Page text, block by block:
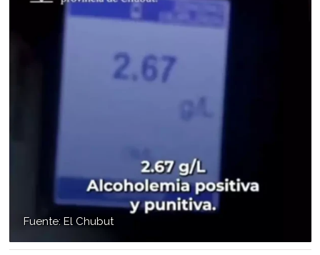
Fuente: El Chubut